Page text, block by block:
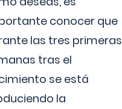
conocer que
las tres primeras
tras el
se está
la